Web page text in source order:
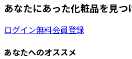
あなたにあった化粧品を見つ
ログイン無料会員登録
あなたへのオススメ